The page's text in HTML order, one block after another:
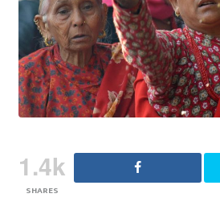
1.4k
SHARES